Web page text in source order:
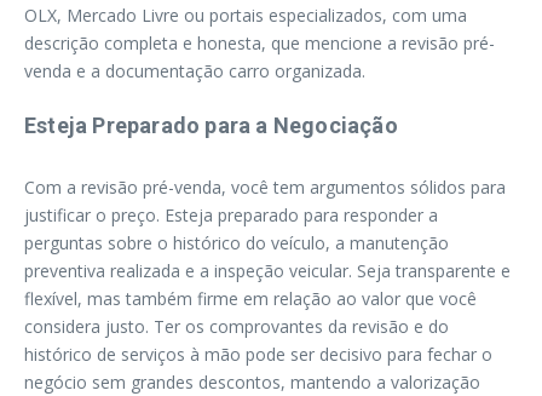
OLX, Mercado Livre ou portais especializados, com uma
descrição completa e honesta, que mencione a revisão pré-
venda e a documentação carro organizada.
Esteja Preparado para a Negociação
Com a revisão pré-venda, você tem argumentos sólidos para
justificar o preço. Esteja preparado para responder a
perguntas sobre o histórico do veículo, a manutenção
preventiva realizada e a inspeção veicular. Seja transparente e
flexível, mas também firme em relação ao valor que você
considera justo. Ter os comprovantes da revisão e do
histórico de serviços à mão pode ser decisivo para fechar o
negócio sem grandes descontos, mantendo a valorização